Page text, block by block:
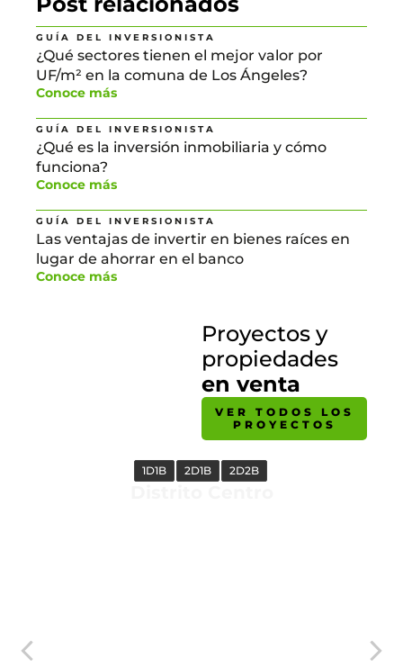
GUÍA DEL INVERSIONISTA
¿Qué sectores tienen el mejor valor por
UF/m² en la comuna de Los Ángeles?
Conoce más
GUÍA DEL INVERSIONISTA
¿Qué es la inversión inmobiliaria y cómo
funciona?
Conoce más
GUÍA DEL INVERSIONISTA
Las ventajas de invertir en bienes raíces en
lugar de ahorrar en el banco
Conoce más
Proyectos y
propiedades
en venta
VER TODOS LOS
PROYECTOS
1D1B 2D1B 2D2B